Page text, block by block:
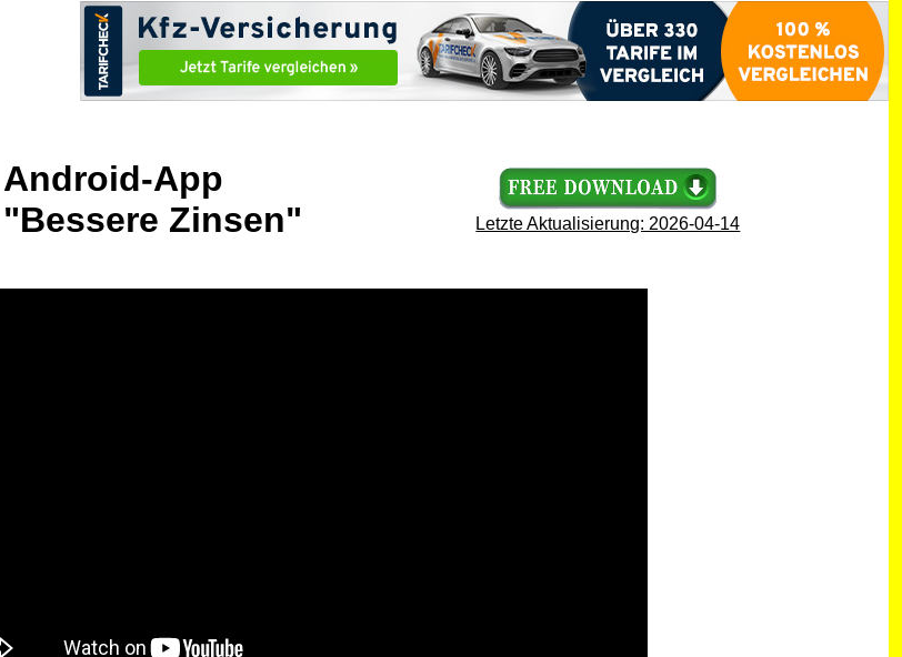
Android-App
"Bessere Zinsen"
Letzte Aktualisierung: 2026-04-14